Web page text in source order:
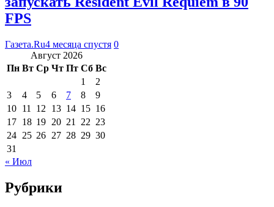
FPS
Газета.Ru4 месяца спустя 0
Август 2026
Пн Вт Ср Чт Пт Сб Вс
1
2
3
4 5 6 7 8
9
10 11 12 13 14 15 16
17 18 19 20 21 22 23
24 25 26 27 28 29 30
31
« Июл
Рубрики